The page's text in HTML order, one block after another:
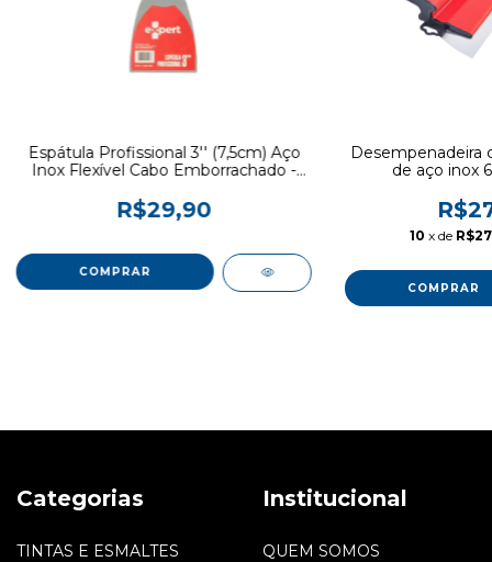
Espátula Profissional 3'' (7,5cm) Aço
Inox Flexível Cabo Emborrachado -
R$29,90
Desempenadeira
de aço inox
10 x de
Categorias
TINTAS E ESMALTES
Institucional
QUEM SOMOS